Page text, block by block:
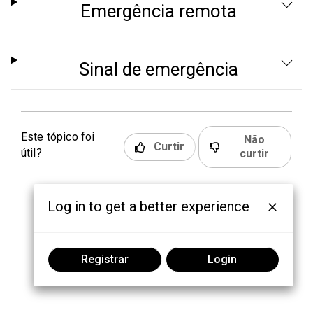
Emergência remota
Sinal de emergência
Este tópico foi
útil?
Curtir
Não
curtir
Log in to get a better experience
Registrar Login